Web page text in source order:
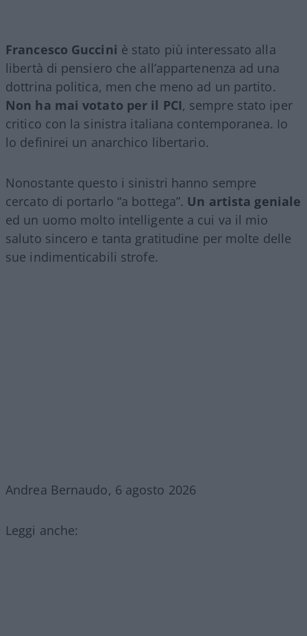
Francesco Guccini è stato più interessato alla
libertà di pensiero che all’appartenenza ad una
dottrina politica, men che meno ad un partito.
Non ha mai votato per il PCI, sempre stato iper
critico con la sinistra italiana contemporanea. Io
lo definirei un anarchico libertario.
Nonostante questo i sinistri hanno sempre
cercato di portarlo “a bottega”. Un artista geniale
ed un uomo molto intelligente a cui va il mio
saluto sincero e tanta gratitudine per molte delle
sue indimenticabili strofe.
Andrea Bernaudo, 6 agosto 2026
Leggi anche: